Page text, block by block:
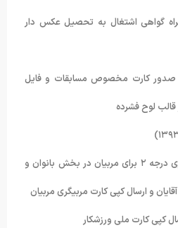
گواهی اشتغال به تحصیل عکس دار
کارت مخصوص مسابقات و فایل
لوح فشرده
۴- داشتن حداقل کارت مربیگری درجه ۲ برای مربیان در بخش بانوان و